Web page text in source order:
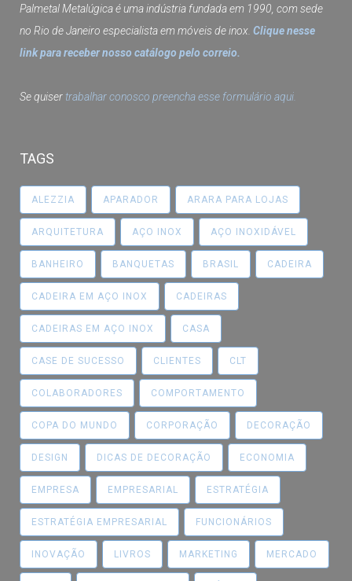
Palmetal Metalúgica é uma indústria fundada em 1990, com sede
no Rio de Janeiro especialista em móveis de inox. Clique nesse
link para receber nosso catálogo pelo correio.
Se quisertrabalhar conosco preencha esse formulário aqui.
TAGS
ALEZZIA APARADOR ARARA PARA LOJAS
ARQUITETURA AÇO INOX AÇO INOXIDÁVEL
BANHEIRO BANQUETAS BRASIL CADEIRA
CADEIRA EM AÇO INOX CADEIRAS
CADEIRAS EM AÇO INOX CASA
CASE DE SUCESSO CLIENTES CLT
COLABORADORES COMPORTAMENTO
COPA DO MUNDO CORPORAÇÃO DECORAÇÃO
DESIGN DICAS DE DECORAÇÃO ECONOMIA
EMPRESA EMPRESARIAL ESTRATÉGIA
ESTRATÉGIA EMPRESARIAL FUNCIONÁRIOS
INOVAÇÃO LIVROS MARKETING MERCADO